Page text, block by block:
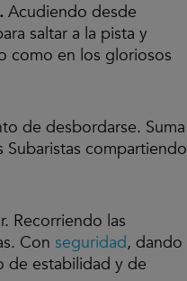
Acudiendo desde
saltar a la pista y
como en los gloriosos
de desbordarse. Suma
compartiendo
Recorriendo las
Con seguridad, dando
de estabilidad y de